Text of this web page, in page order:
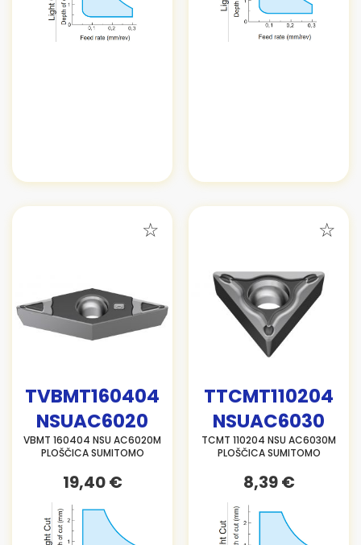
TVBMT160404
NSUAC6020
VBMT 160404 NSU AC6020M
PLOŠČICA SUMITOMO
19,40 €
TTCMT110204
NSUAC6030
TCMT 110204 NSU AC6030M
PLOŠČICA SUMITOMO
8,39 €